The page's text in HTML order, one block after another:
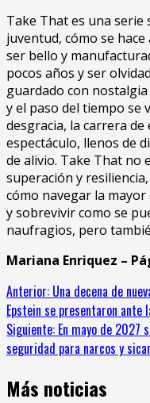
Take That es una serie
juventud, cómo se
ser bello y
pocos años y ser
guardado con
y el paso del tiempo se
desgracia, la carrera
espectáculo, llenos de
de alivio. Take That no
superación y
cómo navegar la
y sobrevivir como se
naufragios, pero
Mariana Enriquez –
Sigue
leyendo
Anterior: Una decena de
Epstein se presentaron ante
Siguiente: En mayo de 2027
seguridad para narcos y
Más noticias